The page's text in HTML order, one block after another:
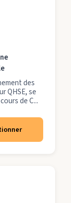
des
QHSE, se
de C...